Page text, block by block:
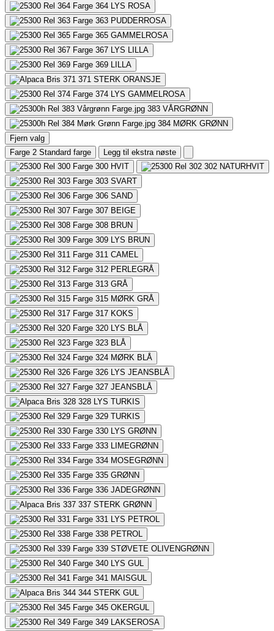
364 LYS ROSA
363 PUDDERROSA
365 GAMMELROSA
367 LYS LILLA
369 LILLA
371 STERK ORANSJE
374 LYS GAMMELROSA
383 VÅRGRØNN
384 MØRK GRØNN
Fjern valg
Farge 2 Standard farge
Legg til ekstra nøste
300 HVIT 302 NATURHVIT
303 SVART
306 SAND
307 BEIGE
308 BRUN
309 LYS BRUN
311 CAMEL
312 PERLEGRÅ
313 GRÅ
315 MØRK GRÅ
317 KOKS
320 LYS BLÅ
323 BLÅ
324 MØRK BLÅ
326 LYS JEANSBLÅ
327 JEANSBLÅ
328 LYS TURKIS
329 TURKIS
330 LYS GRØNN
333 LIMEGRØNN
334 MOSEGRØNN
335 GRØNN
336 JADEGRØNN
337 STERK GRØNN
331 LYS PETROL
338 PETROL
339 STØVETE OLIVENGRØNN
340 LYS GUL
341 MAISGUL
344 STERK GUL
345 OKERGUL
349 LAKSEROSA